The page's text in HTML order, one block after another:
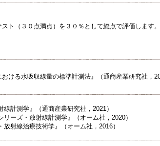
ト（３０点満点）を３０％として総点で評価します。
ける水吸収線量の標準計測法』（通商産業研究社，
計測学』（通商産業研究社，2021）
ーズ・放射線計測学』（オーム社，2020）
射線治療技術学』（オーム社，2016）